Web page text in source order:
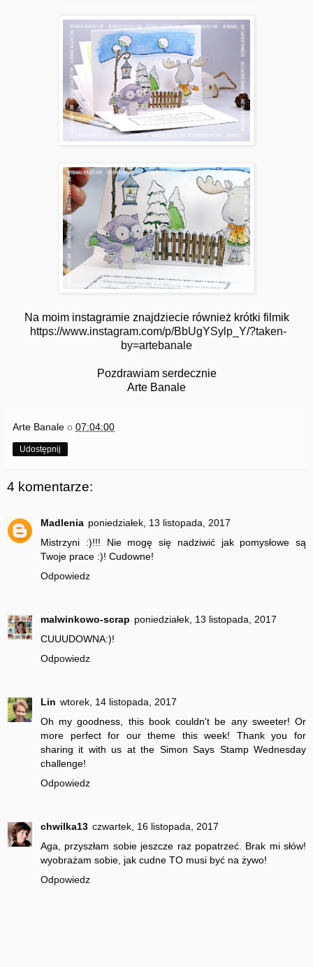
Na moim instagramie znajdziecie również krótki filmik
https://www.instagram.com/p/BbUgYSylp_Y/?taken-
by=artebanale
Pozdrawiam serdecznie
Arte Banale
Arte Banale o 07:04:00
Udostępnij
4 komentarze:
Madlenia poniedziałek, 13 listopada, 2017
Mistrzyni :)!!! Nie mogę się nadziwić jak pomysłowe są
Twoje prace :)! Cudowne!
Odpowiedz
malwinkowo-scrap poniedziałek, 13 listopada, 2017
CUUUDOWNA:)!
Odpowiedz
Lin wtorek, 14 listopada, 2017
Oh my goodness, this book couldn't be any sweeter! Or
more perfect for our theme this week! Thank you for
sharing it with us at the Simon Says Stamp Wednesday
challenge!
Odpowiedz
chwilka13 czwartek, 16 listopada, 2017
Aga, przyszłam sobie jeszcze raz popatrzeć. Brak mi słów!
wyobrażam sobie, jak cudne TO musi być na żywo!
Odpowiedz